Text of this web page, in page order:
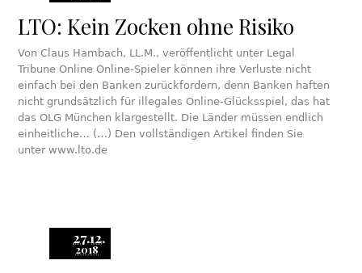
LTO: Kein Zocken ohne Risiko
Von Claus Hambach, LL.M., veröffentlicht unter Legal
Tribune Online Online-Spieler können ihre Verluste nicht
einfach bei den Banken zurückfordern, denn Banken haften
nicht grundsätzlich für illegales Online-Glücksspiel, das hat
das OLG München klargestellt. Die Länder müssen endlich
einheitliche… (…) Den vollständigen Artikel finden Sie
unter www.lto.de
27.12.
2018